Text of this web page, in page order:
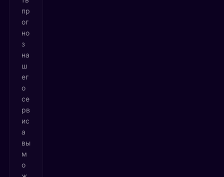
пр
ог
но
з
на
ш
ег
о
се
рв
ис
а
вы
м
о